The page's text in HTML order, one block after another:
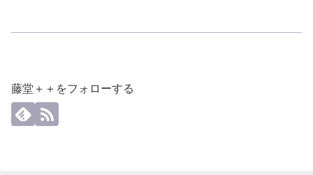
藤堂＋＋をフォローする